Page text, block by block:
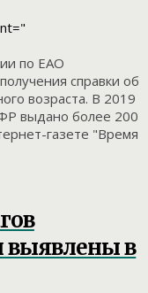
по ЕАО
справки об
возраста. В 2019
выдано более 200
газете "Время
выявлены в